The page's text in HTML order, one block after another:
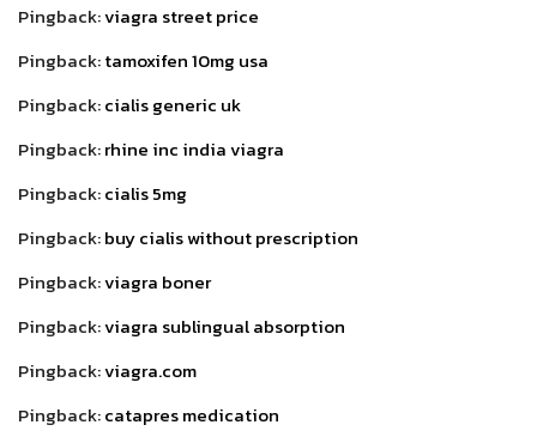
Pingback:viagra street price
Pingback:tamoxifen 10mg usa
Pingback:cialis generic uk
Pingback:rhine inc india viagra
Pingback:cialis 5mg
Pingback:buy cialis without prescription
Pingback:viagra boner
Pingback:viagra sublingual absorption
Pingback:viagra.com
Pingback:catapres medication